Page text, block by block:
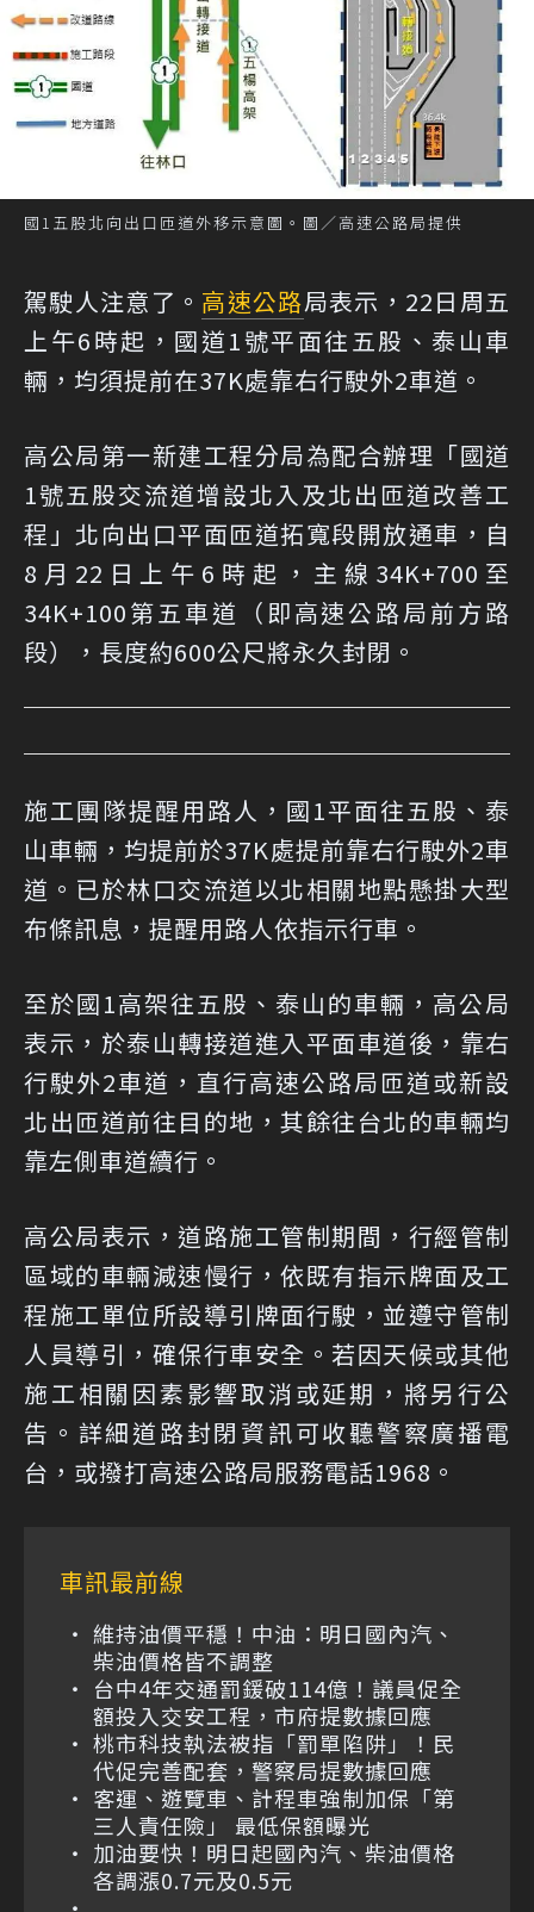
國1五股北向出口匝道外移示意圖。圖／高速公路局提供
駕駛人注意了。 高速公路局表示，22日周五
上午6時起，國道1號平面往五股、泰山車
輛，均須提前在37K處靠右行駛外2車道。
高公局第一新建工程分局為配合辦理「國道
1號五股交流道增設北入及北出匝道改善工
程」北向出口平面匝道拓寬段開放通車，自
8月22日上午6時起，主線34K+700至
34K+100第五車道（即高速公路局前方路
段），長度約600公尺將永久封閉。
施工團隊提醒用路人，國1平面往五股、泰
山車輛，均提前於37K處提前靠右行駛外2車
道。已於林口交流道以北相關地點懸掛大型
布條訊息，提醒用路人依指示行車。
至於國1高架往五股、泰山的車輛，高公局
表示，於泰山轉接道進入平面車道後，靠右
行駛外2車道，直行高速公路局匝道或新設
北出匝道前往目的地，其餘往台北的車輛均
靠左側車道續行。
高公局表示，道路施工管制期間，行經管制
區域的車輛減速慢行，依既有指示牌面及工
程施工單位所設導引牌面行駛，並遵守管制
人員導引，確保行車安全。若因天候或其他
施工相關因素影響取消或延期，將另行公
告。詳細道路封閉資訊可收聽警察廣播電
台，或撥打高速公路局服務電話1968。
車訊最前線
維持油價平穩！中油：明日國內汽、
柴油價格皆不調整
台中4年交通罰鍰破114億！議員促全
額投入交安工程，市府提數據回應
桃市科技執法被指「罰單陷阱」！民
代促完善配套，警察局提數據回應
客運、遊覽車、計程車強制加保「第
三人責任險」 最低保額曝光
加油要快！明日起國內汽、柴油價格
各調漲0.7元及0.5元